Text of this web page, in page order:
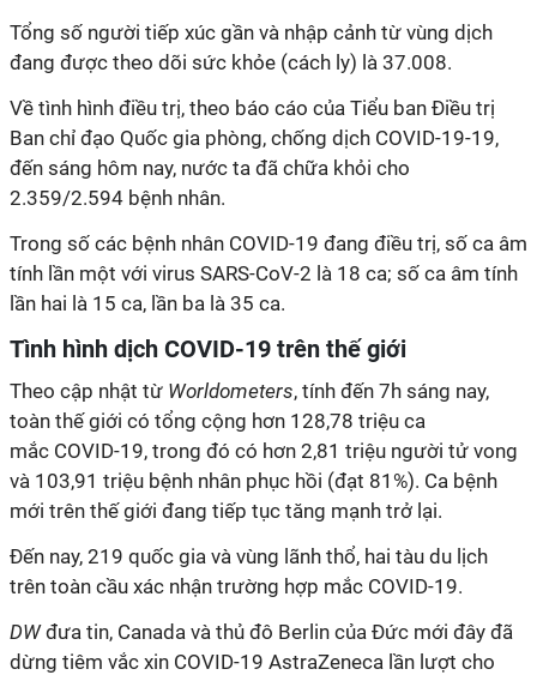
Tổng số người tiếp xúc gần và nhập cảnh từ vùng dịch
đang được theo dõi sức khỏe (cách ly) là 37.008.
Về tình hình điều trị, theo báo cáo của Tiểu ban Điều trị
Ban chỉ đạo Quốc gia phòng, chống dịch COVID-19-19,
đến sáng hôm nay, nước ta đã chữa khỏi cho
2.359/2.594 bệnh nhân.
Trong số các bệnh nhân COVID-19 đang điều trị, số ca âm
tính lần một với virus SARS-CoV-2 là 18 ca; số ca âm tính
lần hai là 15 ca, lần ba là 35 ca.
Tình hình dịch COVID-19 trên thế giới
Theo cập nhật từ Worldometers, tính đến 7h sáng nay,
toàn thế giới có tổng cộng hơn 128,78 triệu ca
mắc COVID-19, trong đó có hơn 2,81 triệu người tử vong
và 103,91 triệu bệnh nhân phục hồi (đạt 81%). Ca bệnh
mới trên thế giới đang tiếp tục tăng mạnh trở lại.
Đến nay, 219 quốc gia và vùng lãnh thổ, hai tàu du lịch
trên toàn cầu xác nhận trường hợp mắc COVID-19.
DWđưa tin, Canada và thủ đô Berlin của Đức mới đây đã
dừng tiêm vắc xin COVID-19 AstraZeneca lần lượt cho